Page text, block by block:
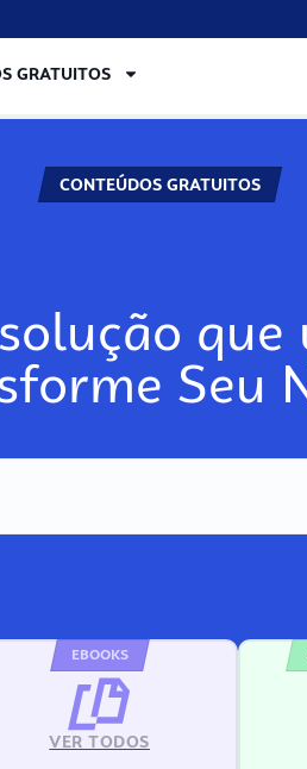
GRATUITOS
CONTEÚDOS GRATUITOS
que
Seu
EBOOKS
VER TODOS